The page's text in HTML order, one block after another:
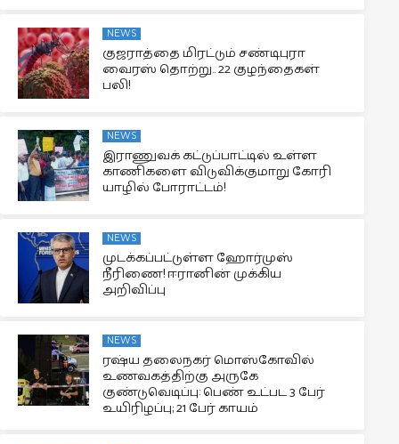
NEWS
குஜராத்தை மிரட்டும் சண்டிபுரா
வைரஸ் தொற்று.. 22 குழந்தைகள்
பலி!
NEWS
இராணுவக் கட்டுப்பாட்டில் உள்ள
காணிகளை விடுவிக்குமாறு கோரி
யாழில் போராட்டம்!
NEWS
முடக்கப்பட்டுள்ள ஹோர்முஸ்
நீரிணை! ஈரானின் முக்கிய
அறிவிப்பு
NEWS
ரஷ்ய தலைநகர் மொஸ்கோவில்
உணவகத்திற்கு அருகே
குண்டுவெடிப்பு: பெண் உட்பட 3 பேர்
உயிரிழப்பு; 21 பேர் காயம்